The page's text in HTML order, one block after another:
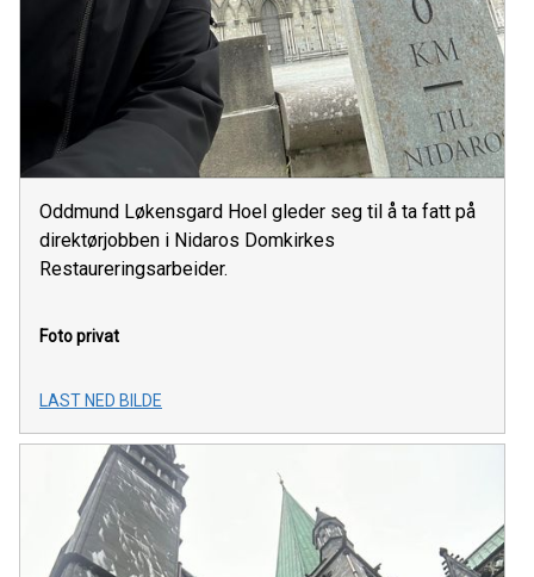
Oddmund Løkensgard Hoel gleder seg til å ta fatt på
direktørjobben i Nidaros Domkirkes
Restaureringsarbeider.
Foto privat
LAST NED BILDE